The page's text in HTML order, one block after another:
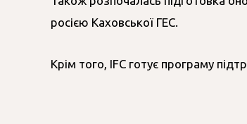
росією Каховської ГЕС.
Крім того, IFC готує програму